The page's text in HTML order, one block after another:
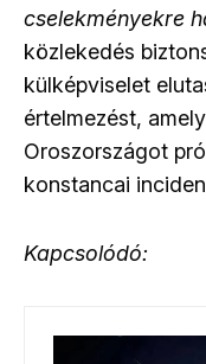
cselekményekre
közlekedés
külképviselet
értelmezést,
Oroszországot
konstancai
Kapcsolódó: